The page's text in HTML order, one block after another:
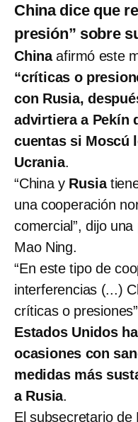
China dice que
presión” sobre
Chinaafirmó este
“críticas o
con Rusia,
advirtiera a Pekín
cuentas si Moscú
Ucrania.
“China y Rusia
una cooperación
comercial”, dijo
Mao Ning.
“En este tipo de
interferencias (...)
críticas o
Estados Unidos
ocasiones con
medidas más
a Rusia.
El subsecretario de